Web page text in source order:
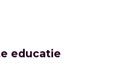
educatie